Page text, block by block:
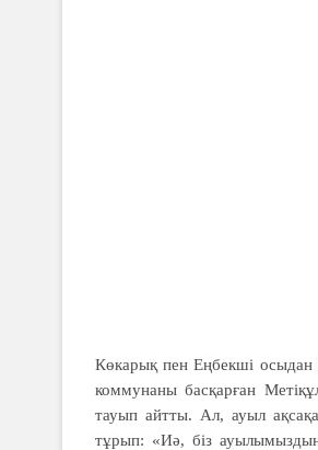
Көкарық пен Еңбекші осыдан
коммунаны бас­қарған
тауып айтты. Ал, ауыл
тұрып: «Иә, біз